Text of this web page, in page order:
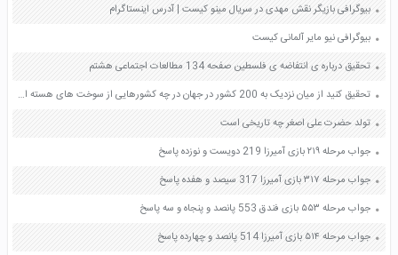
بیوگرافی بازیگر نقش مهدی در سریال مینو کیست | آدرس اینستاگرام
بیوگرافی نیو مایر آلمانی کیست
تحقیق درباره ی انتفاضه ی فلسطین صفحه 134 مطالعات اجتماعی هشتم
تحقیق کنید از میان نزدیک به 200 کشور در جهان در چه کشورهایی از سوخت های هسته ای برای تامین انرژی استفاده می شود؟ صفحه 74 علوم هفتم
تولد حضرت علی اصغر چه تاریخی است
جواب مرحله ۲۱۹ بازی آمیرزا 219 دویست و نوزده پاسخ
جواب مرحله ۳۱۷ بازی آمیرزا 317 سیصد و هفده پاسخ
جواب مرحله ۵۵۳ بازی فندق 553 پانصد و پنجاه و سه پاسخ
جواب مرحله ۵۱۴ بازی آمیرزا 514 پانصد و چهارده پاسخ